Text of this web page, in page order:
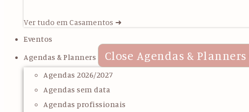
Ver tudo em Casamentos ➜
Eventos
Agendas & Planners
Close Agendas & Planners
Agendas 2026/2027
Agendas sem data
Agendas profissionais